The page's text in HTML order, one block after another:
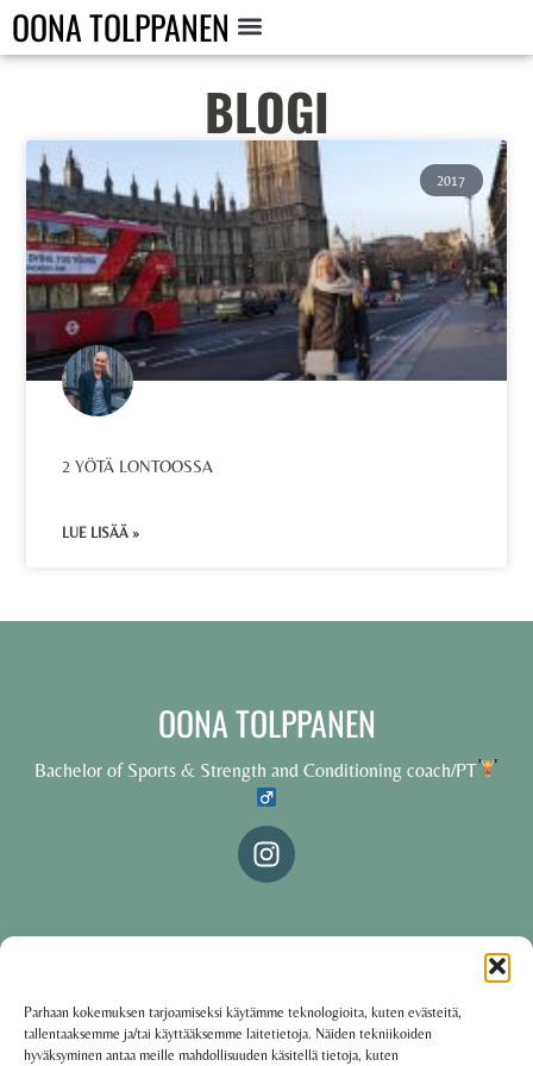
Parhaan kokemuksen tarjoamiseksi käytämme teknologioita, kuten evästeitä,
tallentaaksemme ja/tai käyttääksemme laitetietoja. Näiden tekniikoiden
hyväksyminen antaa meille mahdollisuuden käsitellä tietoja, kuten
OONA TOLPPANEN
BLOGI
2017
2 YÖTÄ LONTOOSSA
LUE LISÄÄ »
OONA TOLPPANEN
Bachelor of Sports & Strength and Conditioning coach/PT
Käyttöehdot·Tietosuojakäytäntö